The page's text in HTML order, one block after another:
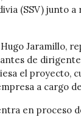
(SSV) junto
Jaramillo,
de
el proyecto,
a cargo
en proceso